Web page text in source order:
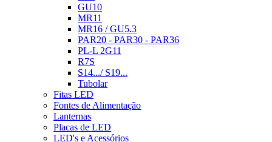
GU10
MR11
MR16 / GU5.3
PAR20 - PAR30 - PAR36
PL-L 2G11
R7S
S14.../ S19...
Tubolar
Fitas LED
Fontes de Alimentação
Lanternas
Placas de LED
LED's e Acessórios